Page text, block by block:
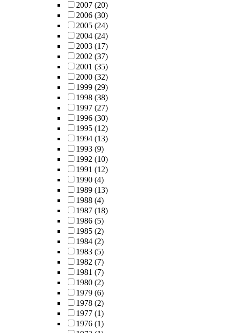
2007 (20)
2006 (30)
2005 (24)
2004 (24)
2003 (17)
2002 (37)
2001 (35)
2000 (32)
1999 (29)
1998 (38)
1997 (27)
1996 (30)
1995 (12)
1994 (13)
1993 (9)
1992 (10)
1991 (12)
1990 (4)
1989 (13)
1988 (4)
1987 (18)
1986 (5)
1985 (2)
1984 (2)
1983 (5)
1982 (7)
1981 (7)
1980 (2)
1979 (6)
1978 (2)
1977 (1)
1976 (1)